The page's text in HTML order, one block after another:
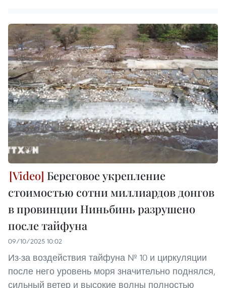
Береговое укрепление
стоимостью сотни миллиардов донгов
в провинции Ниньбинь разрушено
после тайфуна
09/10/2025 10:02
Из-за воздействия тайфуна № 10 и циркуляции
после него уровень моря значительно поднялся,
сильный ветер и высокие волны полностью